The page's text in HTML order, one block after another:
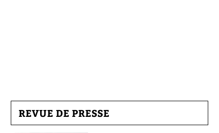
REVUE DE PRESSE